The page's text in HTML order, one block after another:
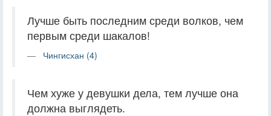
Лучше быть последним среди волков, чем
первым среди шакалов!
Чингисхан (4)
Чем хуже у девушки дела, тем лучше она
должна выглядеть.